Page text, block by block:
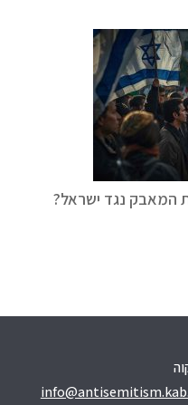
המאבק נגד ישראל?